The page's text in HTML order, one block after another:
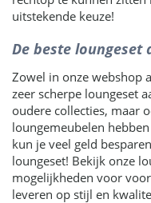
uitstekende keuze!
De beste loungeset
Zowel in onze webshop
zeer scherpe loungeset
oudere collecties, maar
loungemeubelen
kun je veel geld
loungeset! Bekijk onze
mogelijkheden voor
leveren op stijl en